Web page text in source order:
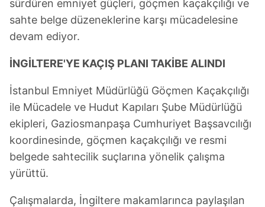
sürdüren emniyet güçleri, göçmen kaçakçılığı ve
sahte belge düzeneklerine karşı mücadelesine
devam ediyor.
İNGİLTERE'YE KAÇIŞ PLANI TAKİBE ALINDI
İstanbul Emniyet Müdürlüğü Göçmen Kaçakçılığı
ile Mücadele ve Hudut Kapıları Şube Müdürlüğü
ekipleri, Gaziosmanpaşa Cumhuriyet Başsavcılığı
koordinesinde, göçmen kaçakçılığı ve resmi
belgede sahtecilik suçlarına yönelik çalışma
yürüttü.
Çalışmalarda, İngiltere makamlarınca paylaşılan